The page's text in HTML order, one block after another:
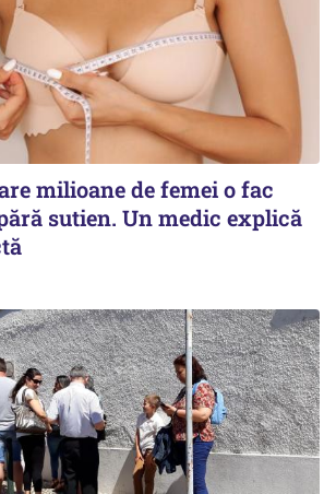
milioane de femei o fac
sutien. Un medic explică